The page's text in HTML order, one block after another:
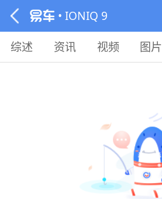
• IONIQ 9
综述 资讯 视频 图片